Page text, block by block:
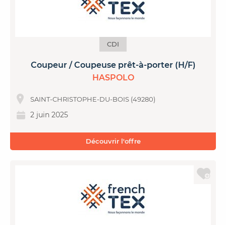
CDI
Coupeur / Coupeuse prêt-à-porter (H/F)
HASPOLO
SAINT-CHRISTOPHE-DU-BOIS (49280)
2 juin 2025
Découvrir l'offre